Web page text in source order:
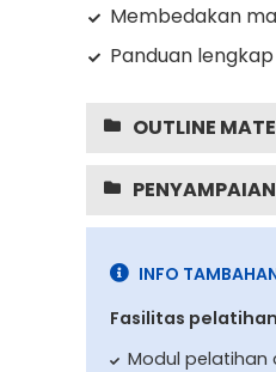
Membedakan
Panduan
OUTLINE
INFO
Fasilitas pelatihan
Modul pelatihan